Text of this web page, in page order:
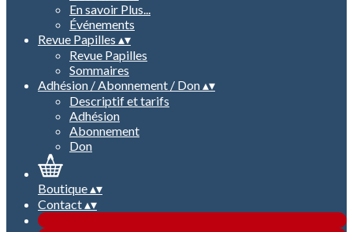
En savoir Plus...
Événements
Revue Papilles ▴▾
Revue Papilles
Sommaires
Adhésion / Abonnement / Don▴▾
Descriptif et tarifs
Adhésion
Abonnement
Don
Boutique▴▾
Contact▴▾